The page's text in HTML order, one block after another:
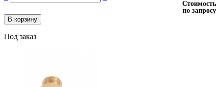
Стоимость
по запросу
Под заказ